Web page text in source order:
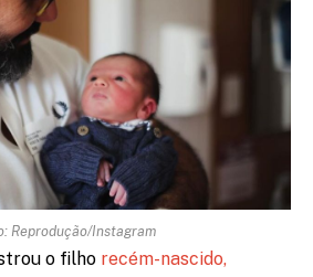
Reprodução/Instagram
o filho recém-nascido,